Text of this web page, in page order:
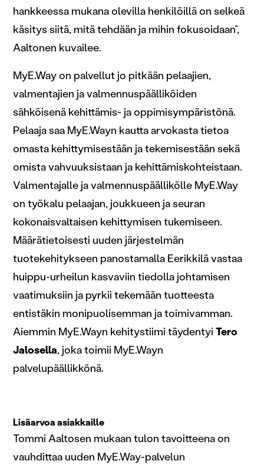
hankkeessa mukana olevilla henkilöillä on selkeä
käsitys siitä, mitä tehdään ja mihin fokusoidaan”,
Aaltonen kuvailee.
MyE.Way on palvellut jo pitkään pelaajien,
valmentajien ja valmennuspäälliköiden
sähköisenä kehittämis- ja oppimisympäristönä.
Pelaaja saa MyE.Wayn kautta arvokasta tietoa
omasta kehittymisestään ja tekemisestään sekä
omista vahvuuksistaan ja kehittämiskohteistaan.
Valmentajalle ja valmennuspäällikölle MyE.Way
on työkalu pelaajan, joukkueen ja seuran
kokonaisvaltaisen kehittymisen tukemiseen.
Määrätietoisesti uuden järjestelmän
tuotekehitykseen panostamalla Eerikkilä vastaa
huippu-urheilun kasvaviin tiedolla johtamisen
vaatimuksiin ja pyrkii tekemään tuotteesta
entistäkin monipuolisemman ja toimivamman.
Aiemmin MyE.Wayn kehitystiimi täydentyi Tero
Jalosella, joka toimii MyE.Wayn
palvelupäällikkönä.
Lisäarvoa asiakkaille
Tommi Aaltosen mukaan tulon tavoitteena on
vauhdittaa uuden MyE.Way-palvelun